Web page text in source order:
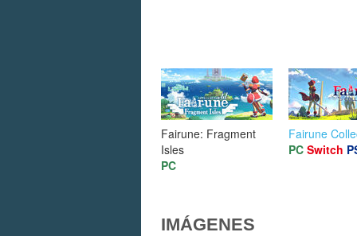
Fairune: Fragment
Isles
PC
Fairune
PC Switch
IMÁGENES